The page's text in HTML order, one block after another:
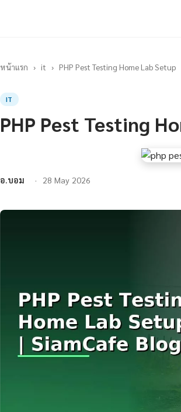
หน้าแรก › it › PHP Pest Testing Home Lab Setup
IT
PHP Pest Testing
อ.บอม 28 May 2026